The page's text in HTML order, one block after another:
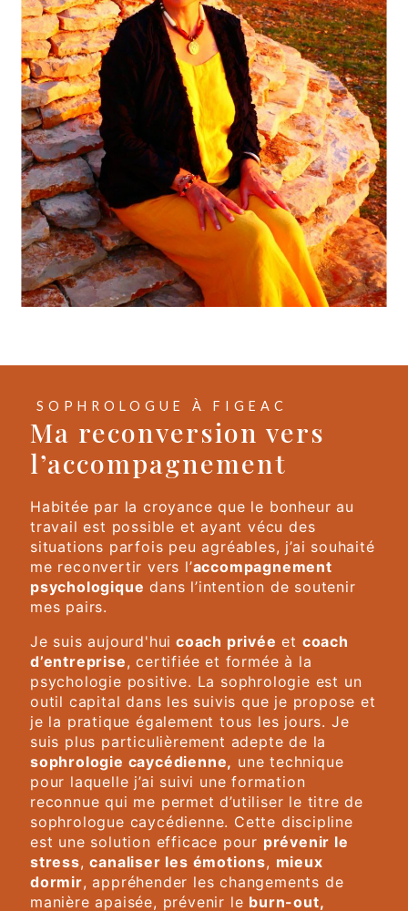
SOPHROLOGUE À FIGEAC
Ma reconversion vers
l’accompagnement
Habitée par la croyance que le bonheur au
travail est possible et ayant vécu des
situations parfois peu agréables, j’ai souhaité
me reconvertir vers l’accompagnement
psychologique dans l’intention de soutenir
mes pairs.
Je suis aujourd'hui coach privée et coach
d’entreprise, certifiée et formée à la
psychologie positive. La sophrologie est un
outil capital dans les suivis que je propose et
je la pratique également tous les jours. Je
suis plus particulièrement adepte de la
sophrologie caycédienne, une technique
pour laquelle j’ai suivi une formation
reconnue qui me permet d’utiliser le titre de
sophrologue caycédienne. Cette discipline
est une solution efficace pour prévenir le
stress,canaliser les émotions, mieux
dormir, appréhender les changements de
manière apaisée, prévenir le burn-out,